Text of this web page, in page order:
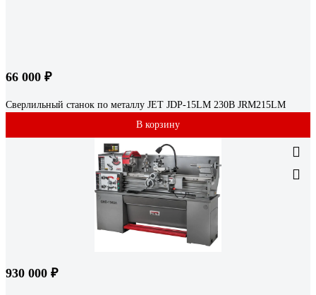
66 000 ₽
Сверлильный станок по металлу JET JDP-15LM 230В JRM215LM
В корзину
930 000 ₽